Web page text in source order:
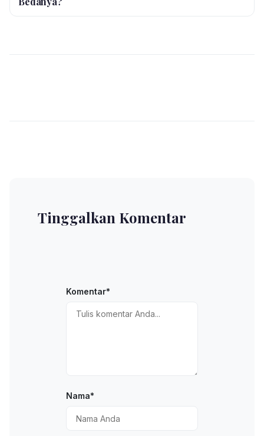
Tinggalkan Komentar
Komentar*
Nama*